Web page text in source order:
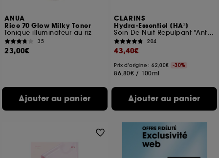
ANUA
Rice 70 Glow Milky Toner
Tonique illuminateur au riz
35
23,00€
Ajouter au panier
CLARINS
Hydra-Essentiel [HA²]
Soin De Nuit Repulpant "Anti-Soif"
204
43,40€
Prix d'origine : 62,00€ -30%
86,80€ / 100ml
Ajouter au panier